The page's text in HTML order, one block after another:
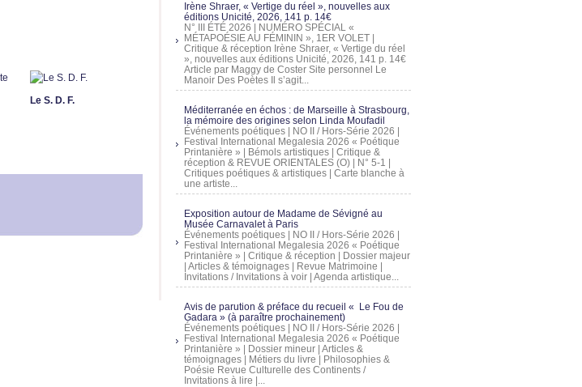
Le S. D. F.
Irène Shraer, « Vertige du réel », nouvelles aux
éditions Unicité, 2026, 141 p. 14€
N° III ÉTÉ 2026 | NUMÉRO SPÉCIAL «
MÉTAPOÉSIE AU FÉMININ », 1ER VOLET |
Critique & réception Irène Shraer, « Vertige du réel
», nouvelles aux éditions Unicité, 2026, 141 p. 14€
Article par Maggy de Coster Site personnel Le
Manoir Des Poètes Il s’agit...
Méditerranée en échos : de Marseille à Strasbourg,
la mémoire des origines selon Linda Moufadil
Événements poétiques | NO II / Hors-Série 2026 |
Festival International Megalesia 2026 « Poétique
Printanière » | Bémols artistiques | Critique &
réception & REVUE ORIENTALES (O) | N° 5-1 |
Critiques poétiques & artistiques | Carte blanche à
une artiste...
Exposition autour de Madame de Sévigné au
Musée Carnavalet à Paris
Événements poétiques | NO II / Hors-Série 2026 |
Festival International Megalesia 2026 « Poétique
Printanière » | Critique & réception | Dossier majeur
| Articles & témoignages | Revue Matrimoine |
Invitations / Invitations à voir | Agenda artistique...
Avis de parution & préface du recueil « Le Fou de
Gadara » (à paraître prochainement)
Événements poétiques | NO II / Hors-Série 2026 |
Festival International Megalesia 2026 « Poétique
Printanière » | Dossier mineur | Articles &
témoignages | Métiers du livre | Philosophies &
Poésie Revue Culturelle des Continents /
Invitations à lire |...